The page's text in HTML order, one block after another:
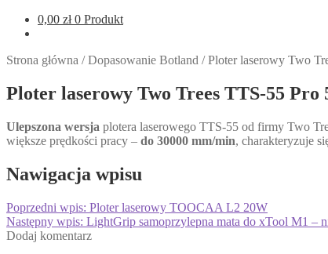
0,00 zł 0 Produkt
Strona główna /Dopasowanie Botland /Ploter laserowy Two
Ploter laserowy Two Trees TTS-55 Pro
Ulepszona wersja plotera laserowego TTS-55 od firmy Two
większe prędkości pracy – do 30000 mm/min, charakteryzuje
Nawigacja wpisu
Poprzedni wpis: Ploter laserowy TOOCAA L2 20W
Następny wpis: LightGrip samoprzylepna mata do xTool M1 –
Dodaj komentarz